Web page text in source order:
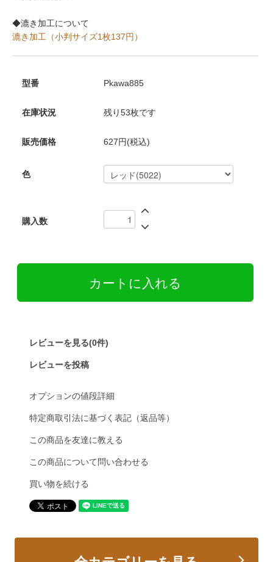
◆漉き加工について
漉き加工（小判サイズ1枚137円）
型番 Pkawa885
在庫状況 残り53枚です
販売価格 627円(税込)
色
購入数
レビューを見る(0件)
レビューを投稿
オプションの値段詳細
特定商取引法に基づく表記（返品等）
この商品を友達に教える
この商品について問い合わせる
買い物を続ける